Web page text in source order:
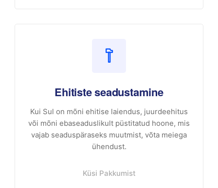
Ehitiste seadustamine
Kui Sul on mõni ehitise laiendus, juurdeehitus
või mõni ebaseaduslikult püstitatud hoone, mis
vajab seaduspäraseks muutmist, võta meiega
ühendust.
Küsi Pakkumist